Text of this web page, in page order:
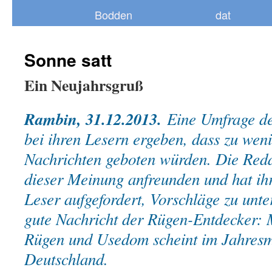
Bodden
dat
Sonne satt
Ein Neujahrsgruß
Rambin, 31.12.2013. Eine Umfrage
bei ihren Lesern ergeben, dass zu
Nachrichten geboten würden. Die
dieser Meinung anfreunden und hat
Leser aufgefordert, Vorschläge zu
gute Nachricht der Rügen-Entdecker:
Rügen und Usedom scheint im
Deutschland.